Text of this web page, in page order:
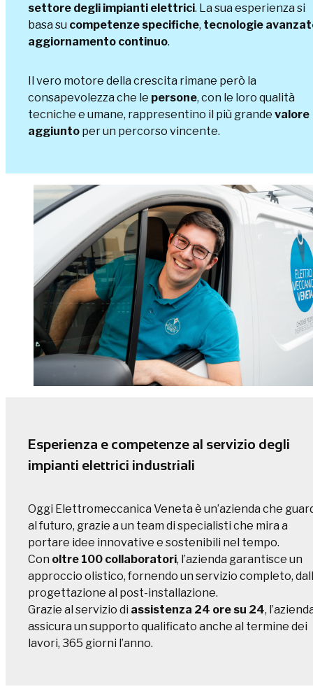
settore degli impianti elettrici. La sua esperienza si
basa su competenze specifiche, tecnologie
aggiornamento continuo.
Il vero motore della crescita rimane però la
consapevolezza che le persone, con le loro qualità
tecniche e umane, rappresentino il più grande valore
aggiunto per un percorso vincente.
Esperienza e competenze al servizio degli
impianti elettrici industriali
Oggi Elettromeccanica Veneta è un’azienda che
al futuro, grazie a un team di specialisti che mira a
portare idee innovative e sostenibili nel tempo.
Con oltre 100 collaboratori, l’azienda garantisce un
approccio olistico, fornendo un servizio completo,
progettazione al post-installazione.
Grazie al servizio di assistenza 24 ore su 24,
assicura un supporto qualificato anche al termine dei
lavori, 365 giorni l’anno.